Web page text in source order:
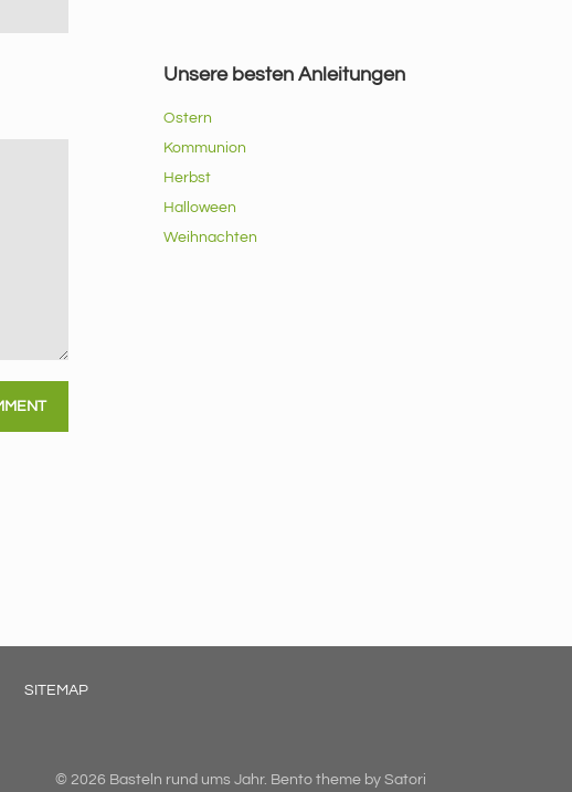
Unsere besten Anleitungen
Ostern
Kommunion
Herbst
Halloween
Weihnachten
SITEMAP
© 2026 Basteln rund ums Jahr. Bento theme by Satori